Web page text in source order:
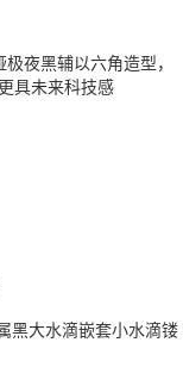
夜黑辅以六角造型，
具未来科技感
黑大水滴嵌套小水滴镂